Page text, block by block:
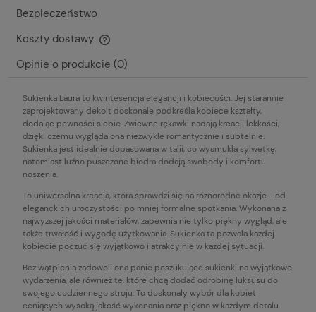
Bezpieczeństwo
Koszty dostawy
Cena nie zawiera ewentualnych kosztów płatności
Opinie o produkcie (0)
Sukienka Laura to kwintesencja elegancji i kobiecości. Jej starannie
zaprojektowany dekolt doskonale podkreśla kobiece kształty,
dodając pewności siebie. Zwiewne rękawki nadają kreacji lekkości,
dzięki czemu wygląda ona niezwykle romantycznie i subtelnie.
Sukienka jest idealnie dopasowana w talii, co wysmukla sylwetkę,
natomiast luźno puszczone biodra dodają swobody i komfortu
noszenia.
To uniwersalna kreacja, która sprawdzi się na różnorodne okazje - od
eleganckich uroczystości po mniej formalne spotkania. Wykonana z
najwyższej jakości materiałów, zapewnia nie tylko piękny wygląd, ale
także trwałość i wygodę użytkowania. Sukienka ta pozwala każdej
kobiecie poczuć się wyjątkowo i atrakcyjnie w każdej sytuacji.
Bez wątpienia zadowoli ona panie poszukujące sukienki na wyjątkowe
wydarzenia, ale również te, które chcą dodać odrobinę luksusu do
swojego codziennego stroju. To doskonały wybór dla kobiet
ceniących wysoką jakość wykonania oraz piękno w każdym detalu.